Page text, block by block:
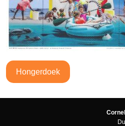
Hongerdoek